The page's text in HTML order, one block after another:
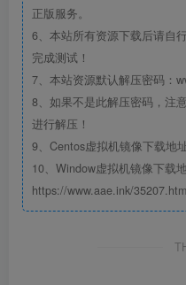
正版服务。
6、本站所有资源下载后请自
完成测试！
7、本站资源默认解压密码：
8、如果不是此解压密码，注
进行解压！
9、Centos虚拟机镜像下载地
10、Window虚拟机镜像下载
https://www.aae.ink/